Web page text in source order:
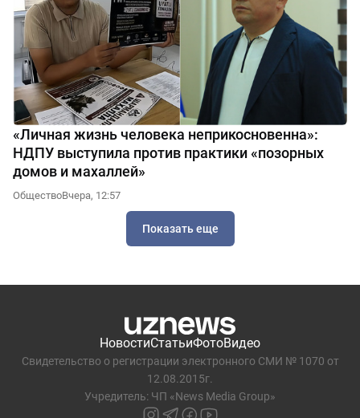
«Личная жизнь человека неприкосновенна»:
НДПУ выступила против практики «позорных
домов и махаллей»
ОбществоВчера, 12:57
Показать еще
НовостиСтатьиФотоВидео
Свидетельство о регистрации электронного СМИ № 1070 от
12.08.2015г.
Учредитель: ЧП «News Media Group»